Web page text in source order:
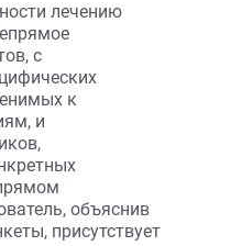
лечению
с
к
и
объяснив
присутствует